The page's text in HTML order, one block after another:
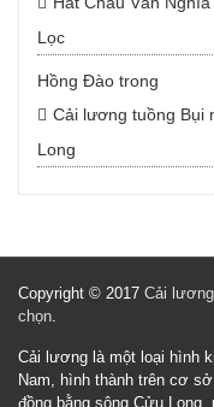
Lọc
Hồng Đào trong
Cải lương tuồng Bụi
Long
Copyright © 2017 Cải
chọn.
Cải lương là một loại hình
Nam, hình thành trên cơ
đồng bằng sông Cửu Long,